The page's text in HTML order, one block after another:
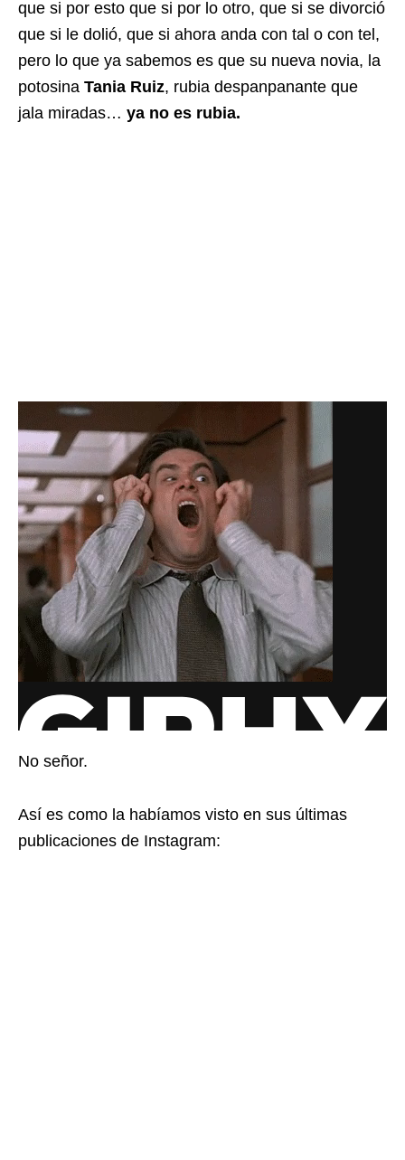
que si por esto que si por lo otro, que si se divorció
que si le dolió, que si ahora anda con tal o con tel,
pero lo que ya sabemos es que su nueva novia, la
potosina Tania Ruiz, rubia despanpanante que
jala miradas… ya no es rubia.
No señor.
Así es como la habíamos visto en sus últimas
publicaciones de Instagram: